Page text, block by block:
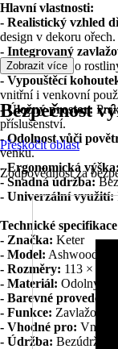
Hlavní vlastnosti:
- Realistický vzhled
design v dekoru ořech.
- Integrovaný
optimální péči o
- Vypouštěcí
vnitřní i venkovní
- Úložný prostor:
příslušenství.
- Odolnost vůči
venku.
- Ergonomická výška:
- Snadná údržba:Bez
- Univerzální využití:
Technické
- Značka: Keter
- Model: Ashwood
- Rozměry: 113 × 48
- Materiál: Odolný
- Barevné provedení:
- Funkce:
- Vhodné pro: Vnitřní
- Údržba:
Zobrazit více
Bezpečnost
Přeskočit oblast
Zodpovědnost za